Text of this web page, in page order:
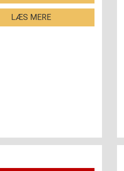
LÆS MERE